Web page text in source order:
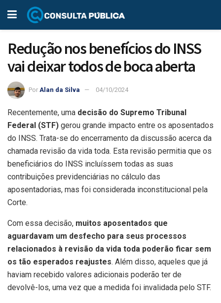
Redução nos benefícios do INSS
vai deixar todos de boca aberta
Por Alan da Silva 04/10/2024
Recentemente, uma decisão do Supremo Tribunal
Federal (STF) gerou grande impacto entre os aposentados
do INSS. Trata-se do encerramento da discussão acerca da
chamada revisão da vida toda. Esta revisão permitia que os
beneficiários do INSS incluíssem todas as suas
contribuições previdenciárias no cálculo das
aposentadorias, mas foi considerada inconstitucional pela
Corte.
Com essa decisão, muitos aposentados que
aguardavam um desfecho para seus processos
relacionados à revisão da vida toda poderão ficar sem
os tão esperados reajustes. Além disso, aqueles que já
haviam recebido valores adicionais poderão ter de
devolvê-los, uma vez que a medida foi invalidada pelo STF.